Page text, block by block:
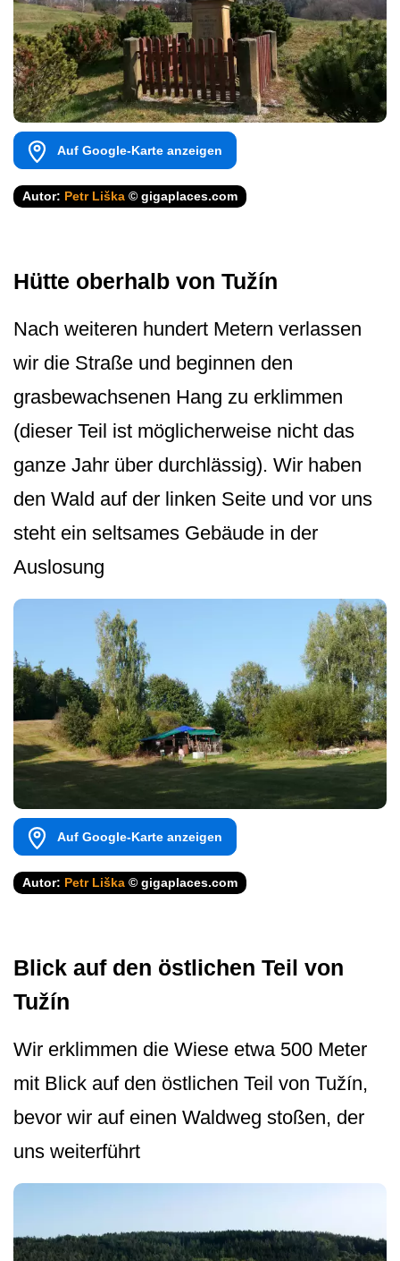
Auf Google-Karte anzeigen
Autor: Petr Liška © gigaplaces.com
Hütte oberhalb von Tužín
Nach weiteren hundert Metern verlassen
wir die Straße und beginnen den
grasbewachsenen Hang zu erklimmen
(dieser Teil ist möglicherweise nicht das
ganze Jahr über durchlässig). Wir haben
den Wald auf der linken Seite und vor uns
steht ein seltsames Gebäude in der
Auslosung
Auf Google-Karte anzeigen
Autor: Petr Liška © gigaplaces.com
Blick auf den östlichen Teil von
Tužín
Wir erklimmen die Wiese etwa 500 Meter
mit Blick auf den östlichen Teil von Tužín,
bevor wir auf einen Waldweg stoßen, der
uns weiterführt